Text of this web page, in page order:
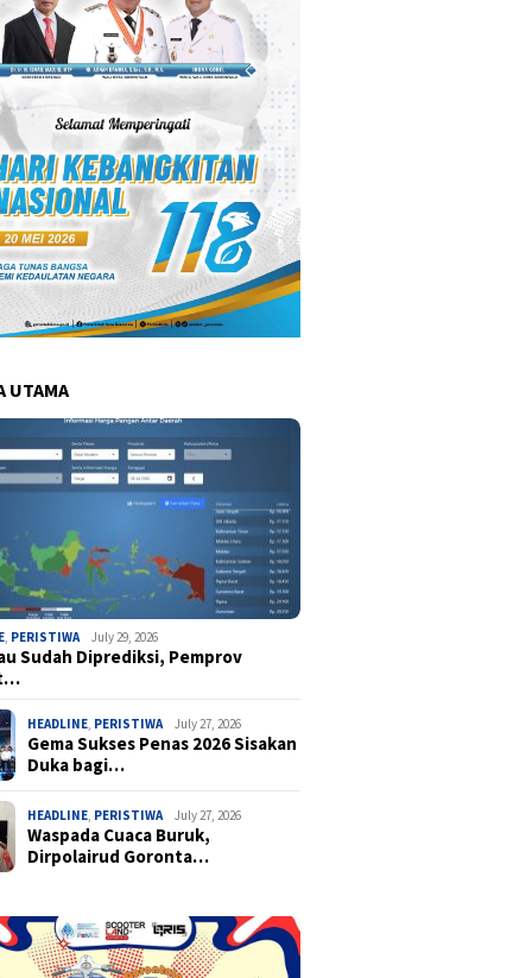
Apresiasi
Wawali Indra Gobel Tegaskan
UTAMA
, PERISTIWA July 29, 2026
Sudah Diprediksi, Pemprov
HEADLINE, PERISTIWA July 27, 2026
Gema Sukses Penas 2026 Sisakan
Duka bagi…
HEADLINE, PERISTIWA July 27, 2026
Waspada Cuaca Buruk,
Dirpolairud Goronta…